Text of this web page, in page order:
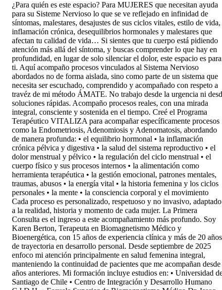
¿Para quién es este espacio? Para MUJERES que necesitan ayuda
para su Sisteme Nervioso lo que se ve reflejado en infinidad de
síntomas, malestares, desajustes de sus ciclos vitales, estilo de vida,
inflamación crónica, desequilibrios hormonales y malestares que
afectan tu calidad de vida… Si sientes que tu cuerpo está pidiendo
atención más allá del síntoma, y buscas comprender lo que hay en
profundidad, en lugar de solo silenciar el dolor, este espacio es para
ti. Aquí acompaño procesos vinculados al Sistema Nervioso
abordados no de forma aislada, sino como parte de un sistema que
necesita ser escuchado, comprendido y acompañado con respeto a
travéz de mi método ÁMATE. No trabajo desde la urgencia ni
soluciones rápidas. Acompaño procesos reales, con una mirada
integral, consciente y sostenida en el tiempo. Creé el Programa
Terapéutico VITALIZA para acompañar específicamente procesos
como la Endometriosis, Adenomiosis y Adenomatosis, abordando
de manera profunda: • el equilibrio hormonal • la inflamación
crónica pélvica y digestiva • la salud del sistema reproductivo • el
dolor menstrual y pélvico • la regulación del ciclo menstrual • el
cuerpo físico y sus procesos internos • la alimentación como
herramienta terapéutica • la gestión emocional, patrones mentales,
traumas, abusos • la energía vital • la historia femenina y los ciclos
personales • la mente • la consciencia corporal y el movimiento
Cada proceso es personalizado, respetuoso y no invasivo, adaptado
a la realidad, historia y momento de cada mujer. La Primera
Consulta es el ingreso a este acompañamiento más profundo. Soy
Karen Berton, Terapeuta en Biomagnetismo Médico y
Bioenergética, con 15 años de experiencia clínica y más de 20 años
de trayectoria en desarrollo personal. Desde septiembre de 2025
enfoco mi atención principalmente en salud femenina integral,
manteniendo la continuidad de pacientes que me acompañan desde
años anteriores. Mi formación incluye estudios en: • Universidad
Santiago de Chile • Centro de Integración y Desarrollo Humano